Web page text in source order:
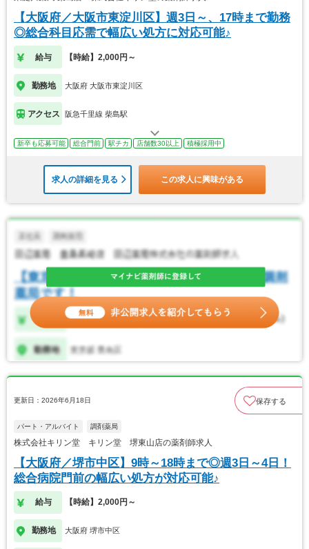
【大阪府／大阪市東淀川区】週3日～、17時まで勤務
◎総合科目応需で幅広い処方に対応可能♪
給与 【時給】2,000円～
勤務地 大阪府 大阪市東淀川区
アクセス 阪急千里線 柴島駅
新卒も応募可能 総合門前 駅チカ 店舗数30以上 積極採用中
求人の詳細を見る この求人に興味がある
更新日：2026年6月18日 保存する
パート・アルバイト 調剤薬局
株式会社キリン堂 キリン堂 堺東山店の薬剤師求人
【大阪府／堺市中区】9時～18時まで◎週3日～4日！
総合病院門前の幅広い処方が対応可能♪
給与 【時給】2,000円～
勤務地 大阪府 堺市中区